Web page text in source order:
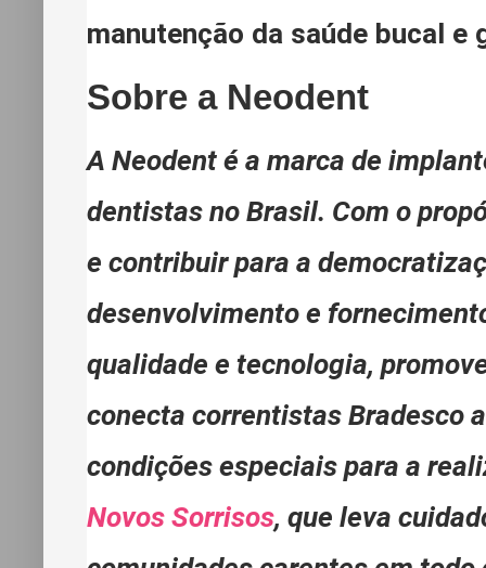
manutenção da saúde bucal e
Sobre a Neodent
A Neodent é a marca de
dentistas no Brasil. Com o
e contribuir para a
desenvolvimento e
qualidade e tecnologia,
conecta correntistas Bradesco
condições especiais para a
Novos Sorrisos, que leva